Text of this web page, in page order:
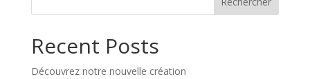
Recent Posts
Découvrez notre nouvelle création